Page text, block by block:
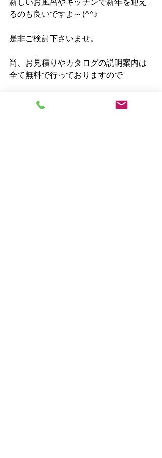
るのも良いですよ～(^^♪
是非ご検討下さいませ。
尚、お見積りやカタログの説明案内は
全て無料で行っておりますので
お気軽にご相談下さいませ(^^♪